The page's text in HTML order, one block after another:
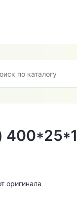
оригинала